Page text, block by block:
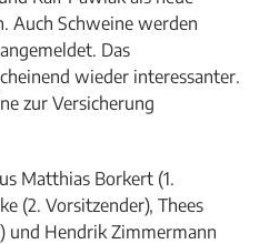
Auch Schweine werden
Das
wieder interessanter.
zur Versicherung
Matthias Borkert (1.
(2. Vorsitzender), Thees
und Hendrik Zimmermann